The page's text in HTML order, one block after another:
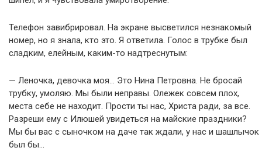
Телефон завибрировал. На экране высветился незнакомый
номер, но я знала, кто это. Я ответила. Голос в трубке был
сладким, елейным, каким-то надтреснутым:
— Леночка, девочка моя… Это Нина Петровна. Не бросай
трубку, умоляю. Мы были неправы. Олежек совсем плох,
места себе не находит. Прости ты нас, Христа ради, за все.
Разреши ему с Илюшей увидеться на майские праздники?
Мы бы вас с сыночком на даче так ждали, у нас и шашлычок
был бы…